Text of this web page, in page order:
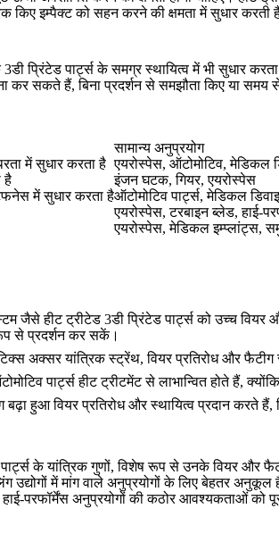
किए इम्पैक्ट को सहन करने की क्षमता में सुधार करती
प्रिंटेड पार्ट्स के समग्र स्थायित्व में भी सुधार
कर सकते हैं, बिना प्रदर्शन से समझौता किए या
सामान्य अनुप्रयोग
में सुधार करता है एयरोस्पेस, ऑटोमोटिव, मेडिकल
है
इंजन घटक, गियर, एयरोस्पेस
में सुधार करता हैऑटोमोटिव पार्ट्स, मेडिकल
एयरोस्पेस, टरबाइन ब्लेड, हाई-
एयरोस्पेस, मेडिकल इम्प्लांट्स,
जैसे हीट ट्रीटेड 3डी प्रिंटेड पार्ट्स को उच्च वियर
से प्रदर्शन कर सकें।
अक्सर यांत्रिक स्ट्रेंथ, वियर प्रतिरोध और फैटीग
पार्ट्स हीट ट्रीटमेंट से लाभान्वित होते हैं,
हुआ वियर प्रतिरोध और स्थायित्व प्रदान करते
पार्ट्स के यांत्रिक गुणों, विशेष रूप से उनके वियर
उद्योगों में मांग वाले अनुप्रयोगों के लिए बेहतर
परफॉर्मेंस अनुप्रयोगों की कठोर आवश्यकताओं को